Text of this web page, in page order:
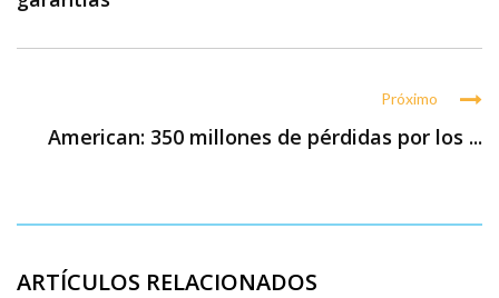
Próximo
American: 350 millones de pérdidas por los ...
ARTÍCULOS RELACIONADOS